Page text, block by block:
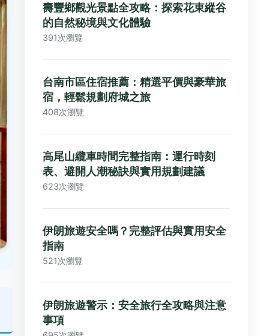
壽豐鄉觀光景點全攻略：探索花東縱谷
的自然秘境與文化體驗
391次瀏覽
台南市區住宿推薦：精選平價與豪華旅
宿，輕鬆規劃府城之旅
408次瀏覽
高尾山纜車時間完整指南：運行時刻
表、避開人潮秘訣與實用規劃建議
623次瀏覽
伊朗旅遊安全嗎？完整評估與實用安全
指南
521次瀏覽
伊朗旅遊警示：安全旅行全攻略與注意
事項